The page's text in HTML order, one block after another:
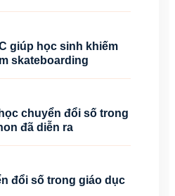
giúp học sinh khiếm
skateboarding
chuyển đổi số trong
đã diễn ra
đổi số trong giáo dục